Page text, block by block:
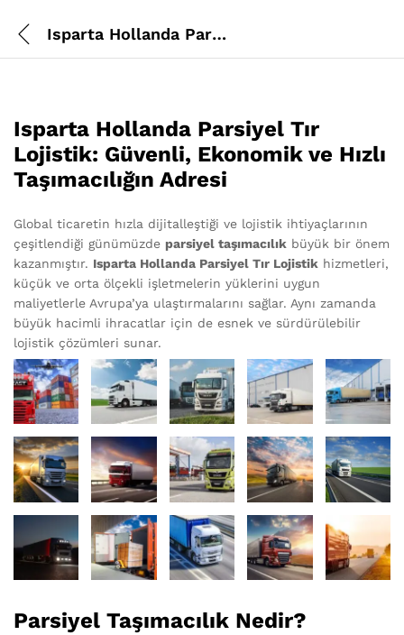
Isparta Hollanda Parsiyel Tır Lojistik
Isparta Hollanda Parsiyel Tır
Lojistik: Güvenli, Ekonomik ve Hızlı
Taşımacılığın Adresi
Global ticaretin hızla dijitalleştiği ve lojistik ihtiyaçlarının
çeşitlendiği günümüzde parsiyel taşımacılık büyük bir önem
kazanmıştır. Isparta Hollanda Parsiyel Tır Lojistik hizmetleri,
küçük ve orta ölçekli işletmelerin yüklerini uygun
maliyetlerle Avrupa’ya ulaştırmalarını sağlar. Aynı zamanda
büyük hacimli ihracatlar için de esnek ve sürdürülebilir
lojistik çözümleri sunar.
Parsiyel Taşımacılık Nedir?